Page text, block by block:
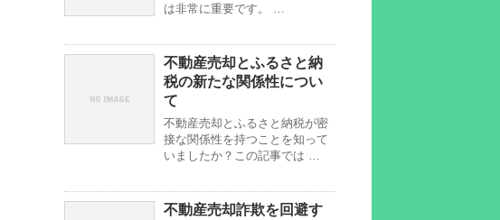
は非常に重要です。 …
不動産売却とふるさと納
税の新たな関係性につい
て
不動産売却とふるさと納税が密
接な関係性を持つことを知って
いましたか？この記事では …
不動産売却詐欺を回避す